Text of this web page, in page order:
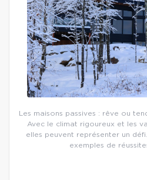
Les maisons passives : rêve ou
Avec le climat rigoureux et les
elles peuvent représenter un
exemples de